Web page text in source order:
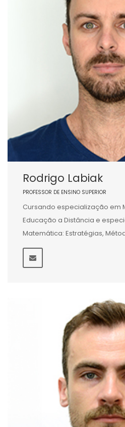
Rodrigo Labiak
PROFESSOR DE ENSINO SUPERIOR
Cursando especialização em
Educação a Distância e
Matemática: Estratégias,